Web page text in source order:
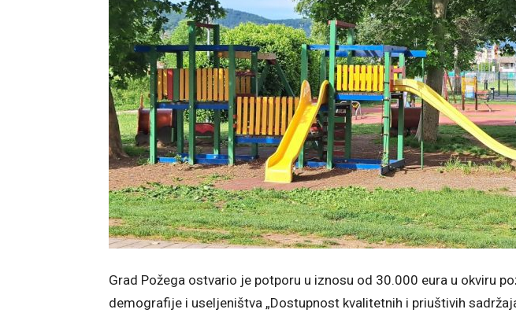
Grad Požega ostvario je potporu u iznosu od 30.000 eura u okviru
demografije i useljeništva „Dostupnost kvalitetnih i priuštivih